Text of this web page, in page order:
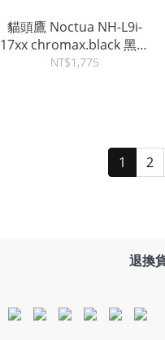
貓頭鷹 Noctua NH-L9i-
17xx chromax.black 黑化
家庭劇院電腦 HTPC 超迷
NT$1,775
1 2
退換